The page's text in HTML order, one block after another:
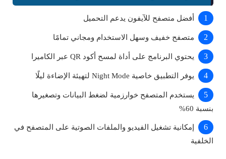
أفضل متصفح للآيفون يدعم التحميل
متصفح خفيف وسهل الاستخدام ومجاني تمامًا
يحتوي البرنامج على أداة لمسح أكود QR عبر الكاميرا
يوفر التطبيق خاصية Night Mode لتهيئة الإضاءة ليلًا
يستخدم المتصفح خوارزمية لضغط البيانات وتصغيرها
بنسبة 60%
إمكانية تشغيل الفيديو والملفات الصوتية على المتصفح في
الخلفية